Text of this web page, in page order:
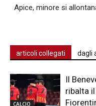
Apice, minore si
articoli collegati dagli
CALCIO
Il
ribalta